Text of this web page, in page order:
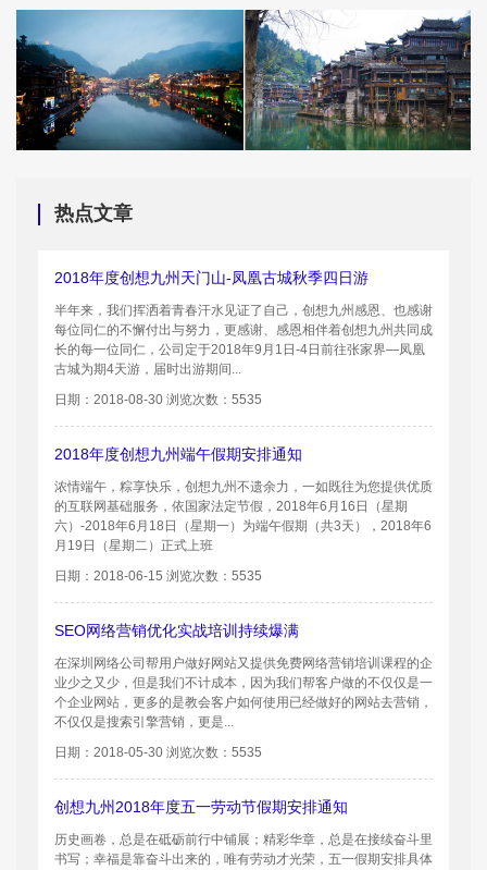
热点文章
2018年度创想九州天门山-凤凰古城秋季四日游
半年来，我们挥洒着青春汗水见证了自己，创想九州感恩、也感谢
每位同仁的不懈付出与努力，更感谢、感恩相伴着创想九州共同成
长的每一位同仁，公司定于2018年9月1日-4日前往张家界—凤凰
古城为期4天游，届时出游期间...
日期：2018-08-30 浏览次数：5535
2018年度创想九州端午假期安排通知
浓情端午，粽享快乐，创想九州不遗余力，一如既往为您提供优质
的互联网基础服务，依国家法定节假，2018年6月16日（星期
六）-2018年6月18日（星期一）为端午假期（共3天），2018年6
月19日（星期二）正式上班
日期：2018-06-15 浏览次数：5535
SEO网络营销优化实战培训持续爆满
在深圳网络公司帮用户做好网站又提供免费网络营销培训课程的企
业少之又少，但是我们不计成本，因为我们帮客户做的不仅仅是一
个企业网站，更多的是教会客户如何使用已经做好的网站去营销，
不仅仅是搜索引擎营销，更是...
日期：2018-05-30 浏览次数：5535
创想九州2018年度五一劳动节假期安排通知
历史画卷，总是在砥砺前行中铺展；精彩华章，总是在接续奋斗里
书写；幸福是靠奋斗出来的，唯有劳动才光荣，五一假期安排具体